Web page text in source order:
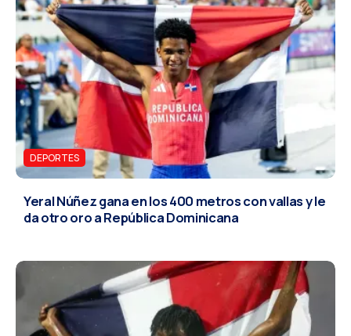
DEPORTES
Yeral Núñez gana en los 400 metros con vallas y le
da otro oro a República Dominicana